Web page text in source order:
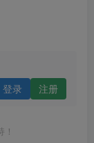
登录 注册